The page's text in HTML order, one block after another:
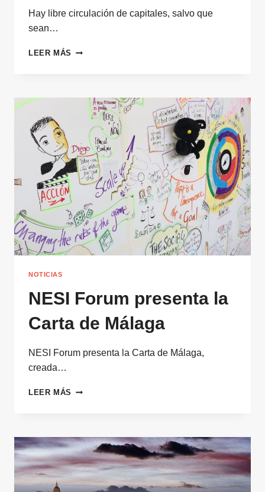
Hay libre circulación de capitales, salvo que
sean…
LEER MÁS HAY
CAPITALES,
SALVO
SEAN
FILANTRÓPICOS
NOTICIAS
NESI Forum presenta la
Carta de Málaga
NESI Forum presenta la Carta de Málaga,
creada…
LEER MÁS NESI
CARTA
DE
MÁLAGA